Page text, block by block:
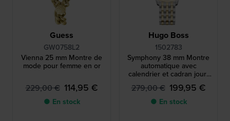
Guess
GW0758L2
Vienna 25 mm Montre de
mode pour femme en or
229,00 € 114,95 €
● En stock
Hugo Boss
1502783
Symphony 38 mm Montre
automatique avec
calendrier et cadran jour-
nuit
279,00 € 199,95 €
● En stock